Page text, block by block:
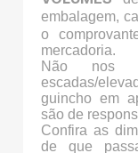
embalagem,
o
mercadoria.
Não nos
escadas/
guincho em
são de
Confira as
de que